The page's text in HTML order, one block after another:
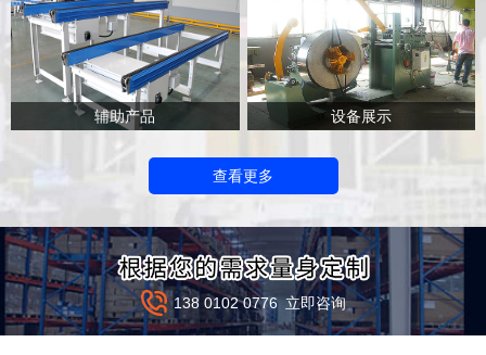
辅助产品 设备展示
查看更多
138 0102 0776 立即咨询